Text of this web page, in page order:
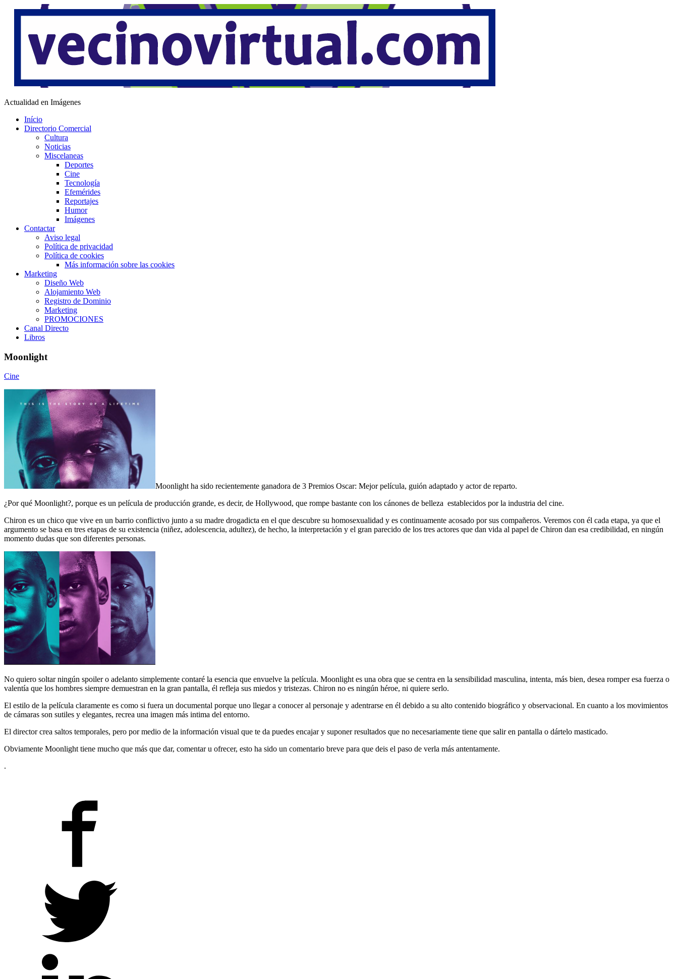
Saltar
Vecino Virtual
Actualidad en Imágenes
Início
Directorio Comercial
Cultura
Noticias
Miscelaneas
Deportes
Cine
Tecnología
Efemérides
Reportajes
Humor
Imágenes
Contactar
Aviso legal
Política de privacidad
Política de cookies
Más información sobre las cookies
Marketing
Diseño Web
Alojamiento Web
Registro de Dominio
Marketing
PROMOCIONES
Canal Directo
Libros
Moonlight
Cine
Moonlight ha sido recientemente ganadora de 3 Premios Oscar: Mejor película, guión adaptado y actor de reparto.
¿Por qué Moonlight?, porque es un película de producción grande, es decir, de Hollywood, que rompe bastante con los cánones de belleza establecidos por la industria del cine.
Chiron es un chico que vive en un barrio conflictivo junto a su madre drogadicta en el que descubre su homosexualidad y es continuamente acosado por sus compañeros. Veremos con él cada etapa, ya que el
argumento se basa en tres etapas de su existencia (niñez, adolescencia, adultez), de hecho, la interpretación y el gran parecido de los tres actores que dan vida al papel de Chiron dan esa credibilidad, en ningún
momento dudas que son diferentes personas.
No quiero soltar ningún spoiler o adelanto simplemente contaré la esencia que envuelve la película. Moonlight es una obra que se centra en la sensibilidad masculina, intenta, más bien, desea romper esa fuerza o
valentía que los hombres siempre demuestran en la gran pantalla, él refleja sus miedos y tristezas. Chiron no es ningún héroe, ni quiere serlo.
El estilo de la película claramente es como si fuera un documental porque uno llegar a conocer al personaje y adentrarse en él debido a su alto contenido biográfico y observacional. En cuanto a los movimientos
de cámaras son sutiles y elegantes, recrea una imagen más intima del entorno.
El director crea saltos temporales, pero por medio de la información visual que te da puedes encajar y suponer resultados que no necesariamente tiene que salir en pantalla o dártelo masticado.
Obviamente Moonlight tiene mucho que más que dar, comentar u ofrecer, esto ha sido un comentario breve para que deis el paso de verla más antentamente.
.